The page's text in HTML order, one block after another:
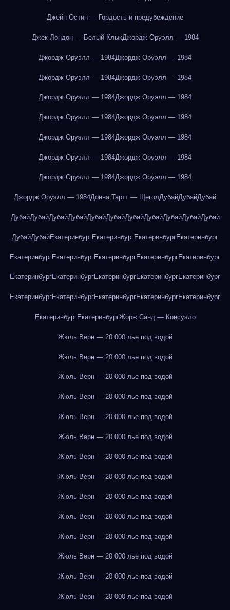
Джейн Остин — Гордость и предубеждение
Джек Лондон — Белый КлыкДжордж Оруэлл — 1984
Джордж Оруэлл — 1984Джордж Оруэлл — 1984
Джордж Оруэлл — 1984Джордж Оруэлл — 1984
Джордж Оруэлл — 1984Джордж Оруэлл — 1984
Джордж Оруэлл — 1984Джордж Оруэлл — 1984
Джордж Оруэлл — 1984Джордж Оруэлл — 1984
Джордж Оруэлл — 1984Джордж Оруэлл — 1984
Джордж Оруэлл — 1984Джордж Оруэлл — 1984
Джордж Оруэлл — 1984Донна Тартт — ЩеголДубайДубайДубай
ДубайДубайДубайДубайДубайДубайДубайДубайДубайДубайДубай
ДубайДубайЕкатеринбургЕкатеринбургЕкатеринбургЕкатеринбург
ЕкатеринбургЕкатеринбургЕкатеринбургЕкатеринбургЕкатеринбург
ЕкатеринбургЕкатеринбургЕкатеринбургЕкатеринбургЕкатеринбург
ЕкатеринбургЕкатеринбургЕкатеринбургЕкатеринбургЕкатеринбург
ЕкатеринбургЕкатеринбургЖорж Санд — Консуэло
Жюль Верн — 20 000 лье под водой
Жюль Верн — 20 000 лье под водой
Жюль Верн — 20 000 лье под водой
Жюль Верн — 20 000 лье под водой
Жюль Верн — 20 000 лье под водой
Жюль Верн — 20 000 лье под водой
Жюль Верн — 20 000 лье под водой
Жюль Верн — 20 000 лье под водой
Жюль Верн — 20 000 лье под водой
Жюль Верн — 20 000 лье под водой
Жюль Верн — 20 000 лье под водой
Жюль Верн — 20 000 лье под водой
Жюль Верн — 20 000 лье под водой
Жюль Верн — 20 000 лье под водой